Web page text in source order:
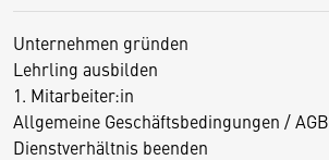
Unternehmen gründen
Lehrling ausbilden
1. Mitarbeiter:in
Allgemeine Geschäftsbedingungen / AGB
Dienstverhältnis beenden